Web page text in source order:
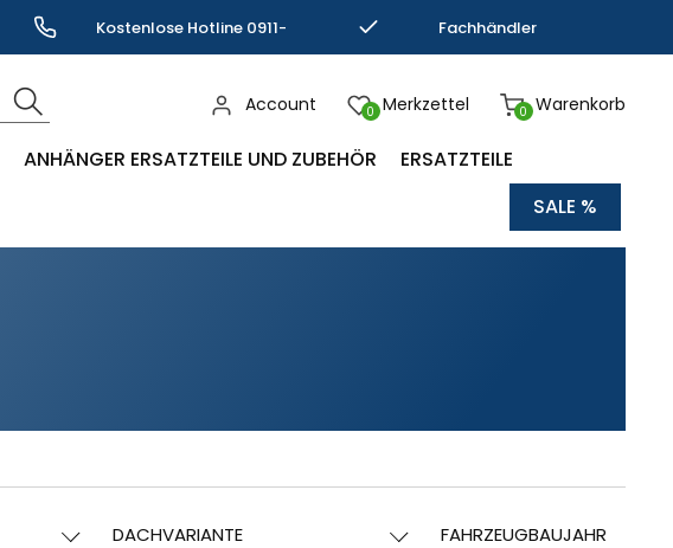
Kostenlose Hotline 0911- Fachhändler
0 Warenkorb
0 Merkzettel
Account
ANHÄNGER ERSATZTEILE UND ZUBEHÖR
ERSATZTEILE
SALE %
DACHVARIANTE FAHRZEUGBAUJAHR